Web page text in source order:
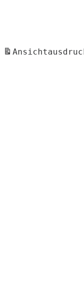
Ansicht